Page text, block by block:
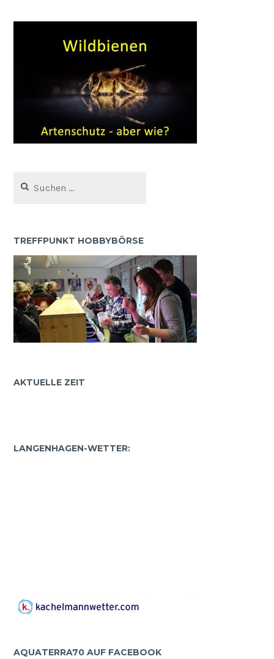
nach:
TREFFPUNKT HOBBYBÖRSE
AKTUELLE ZEIT
LANGENHAGEN-WETTER:
AQUATERRA70 AUF FACEBOOK